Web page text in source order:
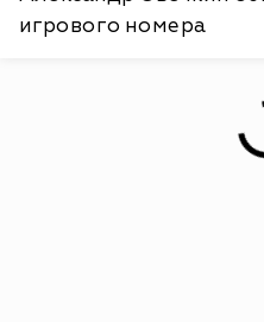
игрового номера